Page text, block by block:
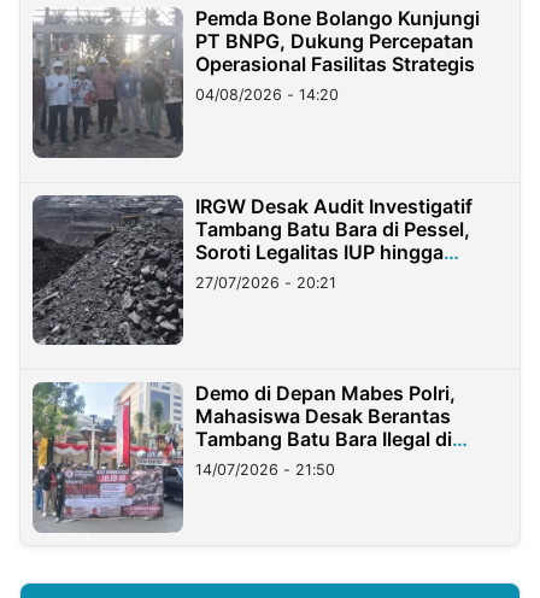
Pemda Bone Bolango Kunjungi
PT BNPG, Dukung Percepatan
Operasional Fasilitas Strategis
04/08/2026 - 14:20
IRGW Desak Audit Investigatif
Tambang Batu Bara di Pessel,
Soroti Legalitas IUP hingga
Stockpile
27/07/2026 - 20:21
Demo di Depan Mabes Polri,
Mahasiswa Desak Berantas
Tambang Batu Bara Ilegal di
Lampung
14/07/2026 - 21:50